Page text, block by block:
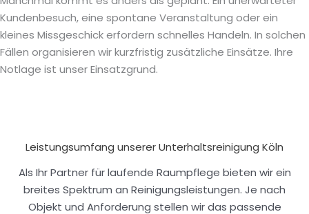
Kundenbesuch, eine spontane Veranstaltung oder ein
kleines Missgeschick erfordern schnelles Handeln. In solchen
Fällen organisieren wir kurzfristig zusätzliche Einsätze. Ihre
Notlage ist unser Einsatzgrund.
Leistungsumfang unserer Unterhaltsreinigung Köln
Als Ihr Partner für laufende Raumpflege bieten wir ein
breites Spektrum an Reinigungsleistungen. Je nach
Objekt und Anforderung stellen wir das passende